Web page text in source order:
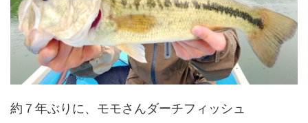
約７年ぶりに、モモさんダーチフィッシュ